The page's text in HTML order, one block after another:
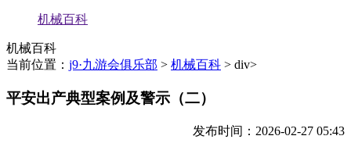
机械百科
机械百科
当前位置： j9·九游会俱乐部 > 机械百科 > div>
平安出产典型案例及警示（二）
发布时间：2026-02-27 05:43